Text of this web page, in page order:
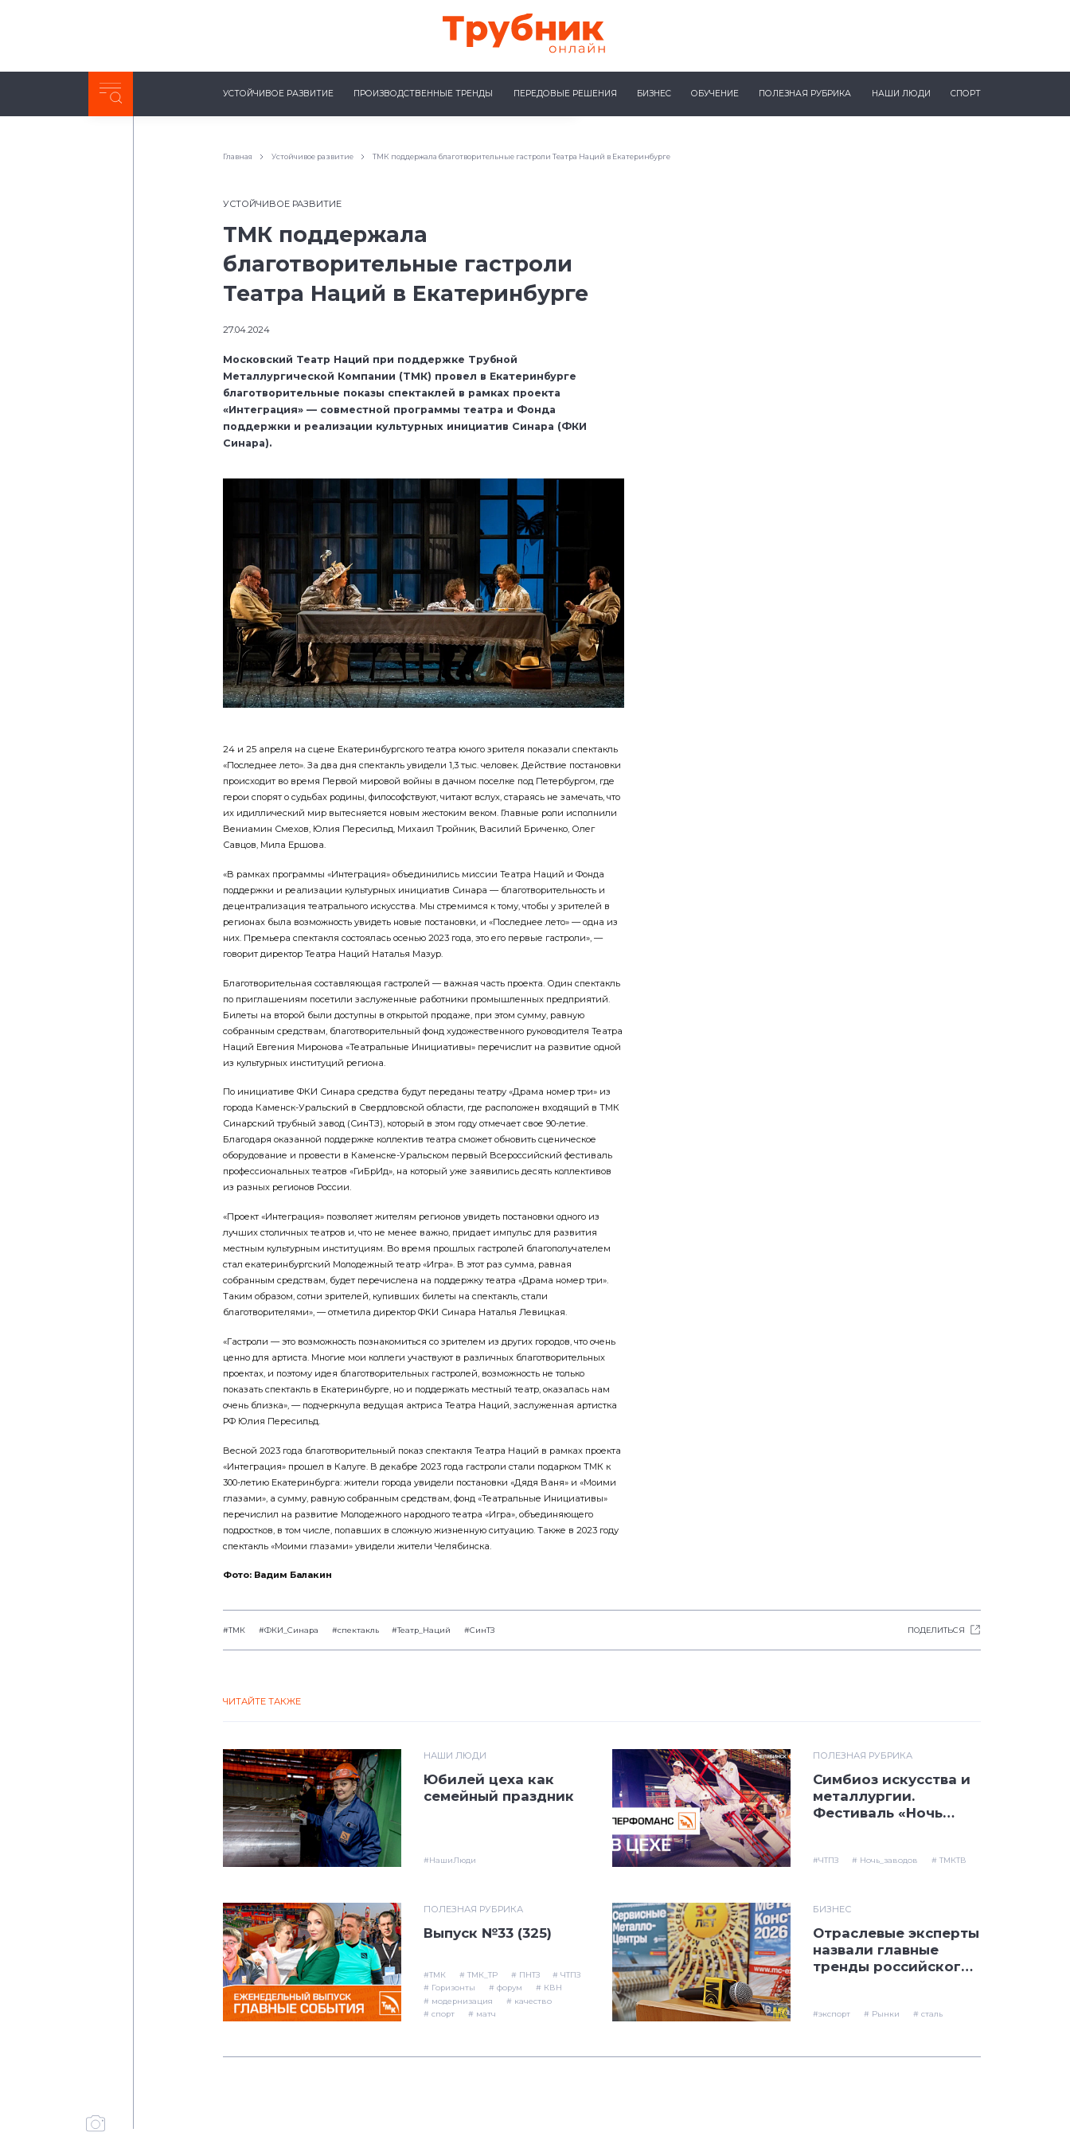
Неделя с ТМК. Выпуск №27 (225)
УСТОЙЧИВОЕ РАЗВИТИЕ ПРОИЗВОДСТВЕННЫЕ ТРЕНДЫ ПЕРЕДОВЫЕ РЕШЕНИЯ БИЗНЕС ОБУЧЕНИЕ ПОЛЕЗНАЯ РУБРИКА НАШИ ЛЮДИ СПОРТ
Главная Устойчивое развитие ТМК поддержала благотворительные гастроли Театра Наций в Екатеринбурге
УСТОЙЧИВОЕ РАЗВИТИЕ
ТМК поддержала
благотворительные гастроли
Театра Наций в Екатеринбурге
27.04.2024
Московский Театр Наций при поддержке Трубной
Металлургической Компании (ТМК) провел в Екатеринбурге
благотворительные показы спектаклей в рамках проекта
«Интеграция» — совместной программы театра и Фонда
поддержки и реализации культурных инициатив Синара (ФКИ
Синара).
24 и 25 апреля на сцене Екатеринбургского театра юного зрителя показали спектакль
«Последнее лето». За два дня спектакль увидели 1,3 тыс. человек. Действие постановки
происходит во время Первой мировой войны в дачном поселке под Петербургом, где
герои спорят о судьбах родины, философствуют, читают вслух, стараясь не замечать, что
их идиллический мир вытесняется новым жестоким веком. Главные роли исполнили
Вениамин Смехов, Юлия Пересильд, Михаил Тройник, Василий Бриченко, Олег
Савцов, Мила Ершова.
«В рамках программы «Интеграция» объединились миссии Театра Наций и Фонда
поддержки и реализации культурных инициатив Синара — благотворительность и
децентрализация театрального искусства. Мы стремимся к тому, чтобы у зрителей в
регионах была возможность увидеть новые постановки, и «Последнее лето» — одна из
них. Премьера спектакля состоялась осенью 2023 года, это его первые гастроли», —
говорит директор Театра Наций Наталья Мазур.
Благотворительная составляющая гастролей — важная часть проекта. Один спектакль
по приглашениям посетили заслуженные работники промышленных предприятий.
Билеты на второй были доступны в открытой продаже, при этом сумму, равную
собранным средствам, благотворительный фонд художественного руководителя Театра
Наций Евгения Миронова «Театральные Инициативы» перечислит на развитие одной
из культурных институций региона.
По инициативе ФКИ Синара средства будут переданы театру «Драма номер три» из
города Каменск-Уральский в Свердловской области, где расположен входящий в ТМК
Синарский трубный завод (СинТЗ), который в этом году отмечает свое 90-летие.
Благодаря оказанной поддержке коллектив театра сможет обновить сценическое
оборудование и провести в Каменске-Уральском первый Всероссийский фестиваль
профессиональных театров «ГиБрИд», на который уже заявились десять коллективов
из разных регионов России.
«Проект «Интеграция» позволяет жителям регионов увидеть постановки одного из
лучших столичных театров и, что не менее важно, придает импульс для развития
местным культурным институциям. Во время прошлых гастролей благополучателем
стал екатеринбургский Молодежный театр «Игра». В этот раз сумма, равная
собранным средствам, будет перечислена на поддержку театра «Драма номер три».
Таким образом, сотни зрителей, купивших билеты на спектакль, стали
благотворителями», — отметила директор ФКИ Синара Наталья Левицкая.
«Гастроли — это возможность познакомиться со зрителем из других городов, что очень
ценно для артиста. Многие мои коллеги участвуют в различных благотворительных
проектах, и поэтому идея благотворительных гастролей, возможность не только
показать спектакль в Екатеринбурге, но и поддержать местный театр, оказалась нам
очень близка», — подчеркнула ведущая актриса Театра Наций, заслуженная артистка
РФ Юлия Пересильд.
Весной 2023 года благотворительный показ спектакля Театра Наций в рамках проекта
«Интеграция» прошел в Калуге. В декабре 2023 года гастроли стали подарком ТМК к
300-летию Екатеринбурга: жители города увидели постановки «Дядя Ваня» и «Моими
глазами», а сумму, равную собранным средствам, фонд «Театральные Инициативы»
перечислил на развитие Молодежного народного театра «Игра», объединяющего
подростков, в том числе, попавших в сложную жизненную ситуацию. Также в 2023 году
спектакль «Моими глазами» увидели жители Челябинска.
Фото: Вадим Балакин
#ТМК #ФКИ_Синара #спектакль #Театр_Наций #СинТЗ ПОДЕЛИТЬСЯ
ЧИТАЙТЕ ТАКЖЕ
НАШИ ЛЮДИ
Юбилей цеха как
семейный праздник
#НашиЛюди
ПОЛЕЗНАЯ РУБРИКА
Симбиоз искусства и
металлургии.
Фестиваль «Ночь
#ЧТПЗ # Ночь_заводов # ТМКТВ
ПОЛЕЗНАЯ РУБРИКА
Выпуск №33 (325)
#ТМК # ТМК_ТР # ПНТЗ
# ЧТПЗ
# Горизонты
# форум
# КВН
# модернизация
# качество
# спорт
# матч
БИЗНЕС
Отраслевые эксперты
назвали главные
тренды российского
#экспорт # Рынки # сталь